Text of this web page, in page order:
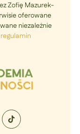
Zofię Mazurek-
oferowane
niezależnie
regulamin